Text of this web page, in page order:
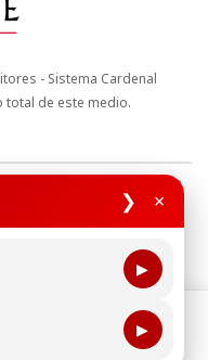
❯ ×
▶
▶
- Sistema Cardenal
total de este medio.
Autor y Propiedad Intelectual
Tratamiento de Datos
tu experiencia de
política de uso de